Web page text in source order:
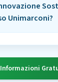
Unimarconi?